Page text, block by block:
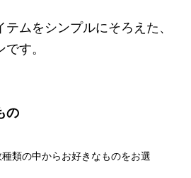
ムをシンプルにそろえた、
す。
の
類の中からお好きなものをお選